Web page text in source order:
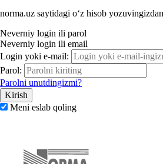
norma.uz saytidagi oʻz hisob
Neverniy login ili parol
Neverniy login ili email
Login yoki e-mail:
Parol:
Parolni unutdingizmi?
Meni eslab qoling